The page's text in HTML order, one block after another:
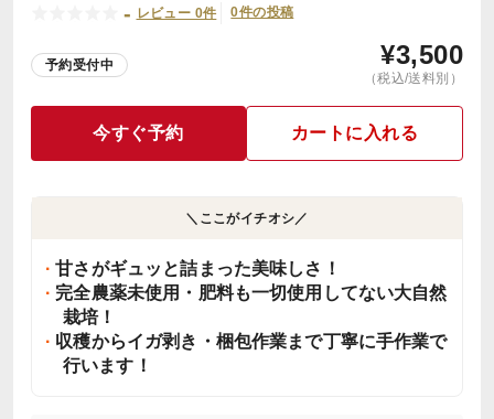
- レビュー 0件 0件の投稿
予約受付中 ¥3,500
（税込/送料別）
今すぐ予約 カートに入れる
＼ここがイチオシ／
甘さがギュッと詰まった美味しさ！
完全農薬未使用・肥料も一切使用してない大自然
栽培！
収穫からイガ剥き・梱包作業まで丁寧に手作業で
行います！